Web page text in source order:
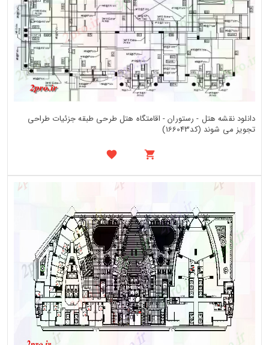
دانلود نقشه هتل - رستوران - اقامتگاه هتل طرحی طبقه جزئیات طراحی
تجویز می شوند (کد166043)